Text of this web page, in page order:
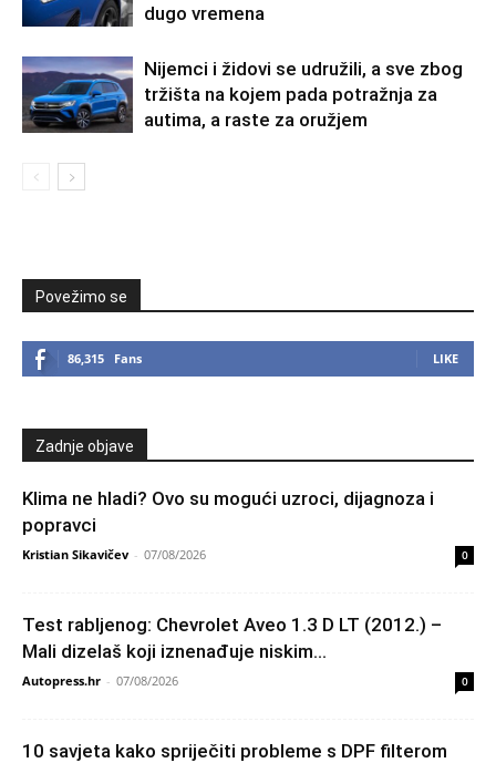
dugo vremena
Nijemci i židovi se udružili, a sve zbog
tržišta na kojem pada potražnja za
autima, a raste za oružjem
Povežimo se
86,315 Fans LIKE
Zadnje objave
Klima ne hladi? Ovo su mogući uzroci, dijagnoza i
popravci
Kristian Sikavičev - 07/08/2026 0
Test rabljenog: Chevrolet Aveo 1.3 D LT (2012.) –
Mali dizelaš koji iznenađuje niskim...
Autopress.hr - 07/08/2026 0
10 savjeta kako spriječiti probleme s DPF filterom